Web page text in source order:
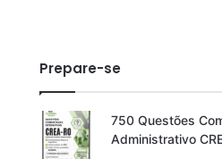
Prepare-se
750 Questões
Administrativo